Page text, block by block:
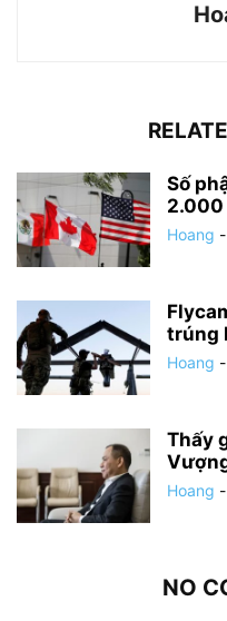
Số
2.000
Hoang -
trúng
Hoang -
Thấy
Hoang -
NO